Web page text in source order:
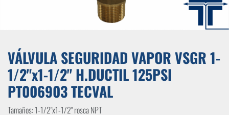
VÁLVULA SEGURIDAD VAPOR VSGR 1-
1/2"x1-1/2" H.DUCTIL 125PSI
PT006903 TECVAL
Tamaños: 1-1/2"x1-1/2" rosca NPT